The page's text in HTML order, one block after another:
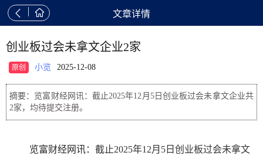
  文章详情
创业板过会未拿文企业2家
原创 小览 2025-12-08
摘要：览富财经网讯：截止2025年12月5日创业板过会未拿文企业共
2家，均待提交注册。
览富财经网讯： 截止2025年12月5日创业板过会未拿文